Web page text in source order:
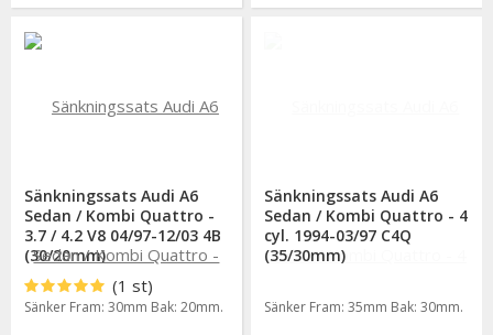
Sänkningssats Audi A6
Sedan / Kombi Quattro -
3.7 / 4.2 V8 04/97-12/03 4B
(30/20mm)
(1 st)
Sänker Fram: 30mm Bak: 20mm.
Sänkningssats Audi A6
Sedan / Kombi Quattro - 4
cyl. 1994-03/97 C4Q
(35/30mm)
Sänker Fram: 35mm Bak: 30mm.